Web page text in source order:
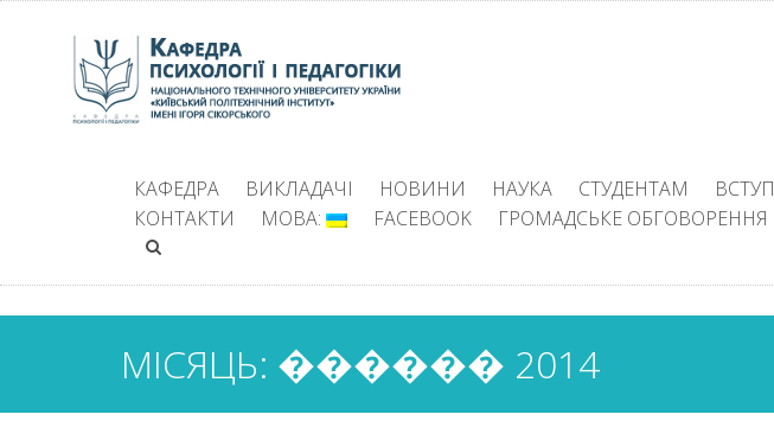
КАФЕДРА ВИКЛАДАЧІ НОВИНИ НАУКА СТУДЕНТАМ ВСТУП
КОНТАКТИ
МОВА: FACEBOOK ГРОМАДСЬКЕ ОБГОВОРЕННЯ
МІСЯЦЬ: ������ 2014